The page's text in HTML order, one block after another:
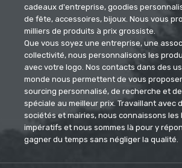
cadeaux d'entreprise, goodies
de fête, accessoires, bijoux. Nous vous
milliers de produits à prix grossiste.
Que vous soyez une entreprise, une
collectivité, nous personnalisons les
avec votre logo. Nos contacts dans des
monde nous permettent de vous
sourcing personnalisé, de recherche et
spéciale au meilleur prix. Travaillant avec
sociétés et mairies, nous connaissons les
impératifs et nous sommes là pour y
gagner du temps sans négliger la qualité.